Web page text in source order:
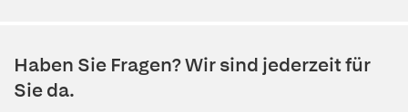
Haben Sie Fragen? Wir sind jederzeit für
Sie da.